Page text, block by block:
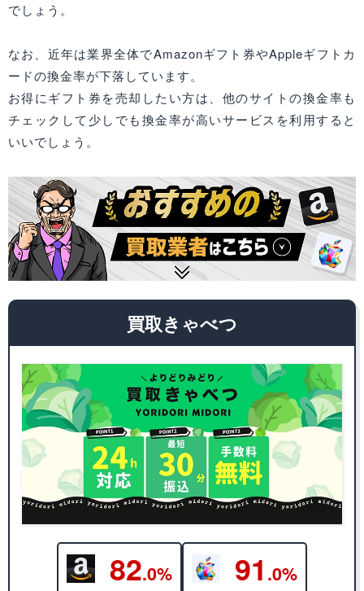
でしょう。
なお、近年は業界全体でAmazonギフト券やAppleギフトカ
ードの換金率が下落しています。
お得にギフト券を売却したい方は、他のサイトの換金率も
チェックして少しでも換金率が高いサービスを利用すると
いいでしょう。
買取きゃべつ
82.0% 91 .0%